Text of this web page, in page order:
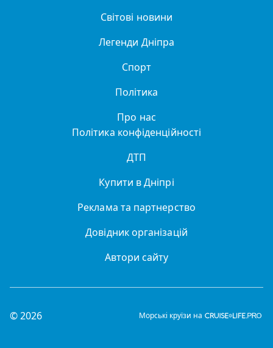
Світові новини
Легенди Дніпра
Спорт
Політика
Про нас
Політика конфіденційності
ДТП
Купити в Дніпрі
Реклама та партнерство
Довідник організацій
Автори сайту
© 2026 Морські круїзи на